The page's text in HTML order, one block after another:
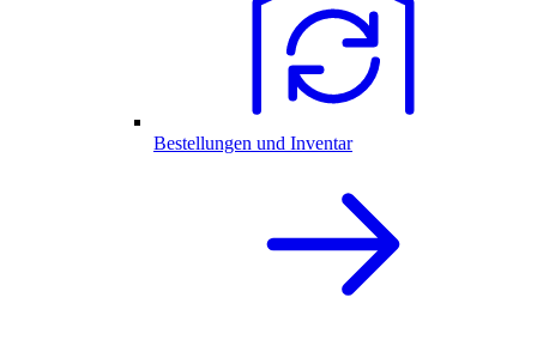
Bestellungen und Inventar